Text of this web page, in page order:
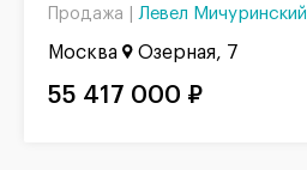
Продажа | Левел Мичуринский
Москва Озерная, 7
55 417 000 ₽